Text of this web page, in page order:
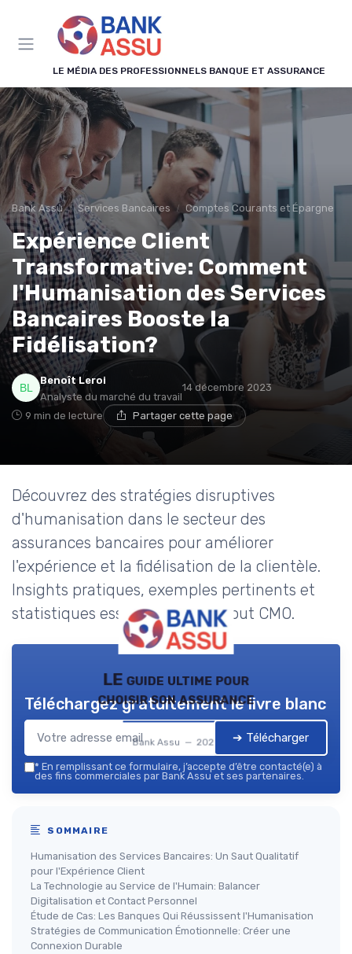
LE MÉDIA DES PROFESSIONNELS BANQUE ET ASSURANCE
Bank Assu Services Bancaires Comptes Courants et Épargne
Expérience Client
Transformative: Comment
l'Humanisation des Services
Bancaires Booste la
Fidélisation?
Benoît Leroi
Analyste du marché du travail
14 décembre 2023
9 min de lecture Partager cette page
Découvrez des stratégies disruptives
d'humanisation dans le secteur des
assurances bancaires pour améliorer
l'expérience et la fidélisation de la clientèle.
Insights pratiques, exemples pertinents et
statistiques essentielles pour tout CMO.
LE guide ultime pour
choisir son assurance
Bank Assu — 2026
Téléchargez gratuitement le livre blanc
➔ Télécharger
* En remplissant ce formulaire, j’accepte d’être contacté(e) à
des fins commerciales par Bank Assu et ses partenaires.
SOMMAIRE
Humanisation des Services Bancaires: Un Saut Qualitatif
pour l'Expérience Client
La Technologie au Service de l'Humain: Balancer
Digitalisation et Contact Personnel
Étude de Cas: Les Banques Qui Réussissent l'Humanisation
Stratégies de Communication Émotionnelle: Créer une
Connexion Durable